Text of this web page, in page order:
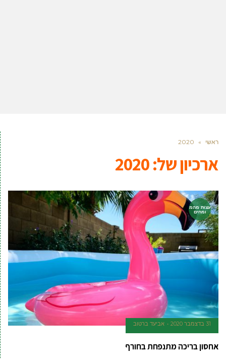
ראשי »
2020
ארכיון של:2020
עצות מהמ
ומחים
31 בדצמבר 2020 אביעד ברטוב
אחסון בריכה מתנפחת בחורף